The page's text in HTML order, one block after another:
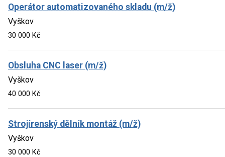
Operátor automatizovaného skladu (m/ž)
Vyškov
30 000 Kč
Obsluha CNC laser (m/ž)
Vyškov
40 000 Kč
Strojírenský dělník montáž (m/ž)
Vyškov
30 000 Kč